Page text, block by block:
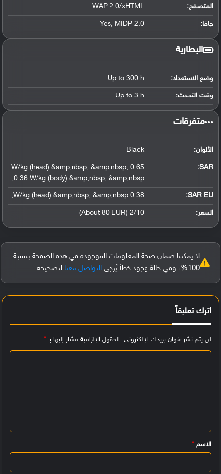
المتصفح: WAP 2.0/xHTML
جافا: Yes, MIDP 2.0
البطارية
وضع الاستعداد: Up to 300 h
وقت التحدث: Up to 3 h
‏متفرقات‏
الألوان: Black
SAR
:
0.65 W/kg (head) &amp;nbsp; &amp;nbsp;
0.36 W/kg (body) &amp;nbsp; &amp;nbsp;
SAR EU:
0.38 W/kg (head) &amp;nbsp; &amp;nbsp;
السعر: 2/10 (About 80 EUR)
لا يمكننا ضمان صحة المعلومات الموجودة في هذه الصفحة بنسبة
100%، وفي حالة وجود خطأ يُرجى
التواصل معنا لتصحيحه.
اترك تعليقاً
لن يتم نشر عنوان بريدك الإلكتروني. الحقول الإلزامية مشار إليها بـ*
ي
ق
الاسم *